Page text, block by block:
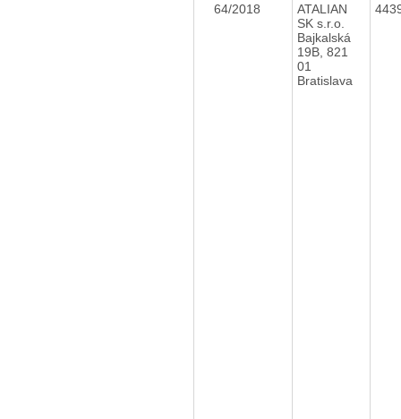
64/2018
ATALIAN
SK s.r.o.
Bajkalská
19B, 821
01
Bratislava